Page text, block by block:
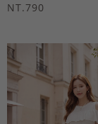
NT.790